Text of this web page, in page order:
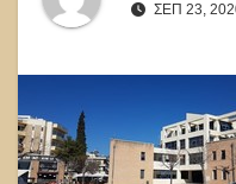
ΣΕΠ 23,